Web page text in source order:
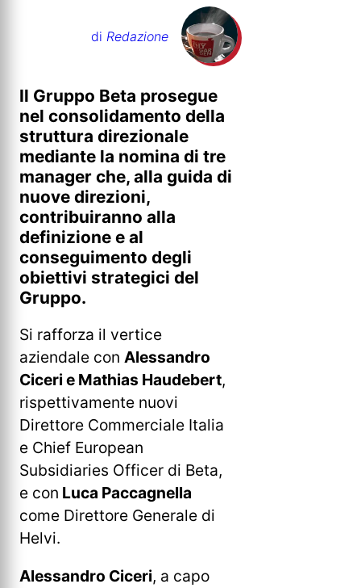
di Redazione
Il Gruppo Beta prosegue
nel consolidamento della
struttura direzionale
mediante la nomina di tre
manager che, alla guida di
nuove direzioni,
contribuiranno alla
definizione e al
conseguimento degli
obiettivi strategici del
Gruppo.
Si rafforza il vertice
aziendale con Alessandro
Ciceri e Mathias Haudebert,
rispettivamente nuovi
Direttore Commerciale Italia
e Chief European
Subsidiaries Officer di Beta,
e con Luca Paccagnella
come Direttore Generale di
Helvi.
Alessandro Ciceri, a capo